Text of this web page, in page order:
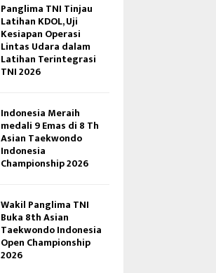
Panglima TNI Tinjau
Latihan KDOL, Uji
Kesiapan Operasi
Lintas Udara dalam
Latihan Terintegrasi
TNI 2026
Indonesia Meraih
medali 9 Emas di 8 Th
Asian Taekwondo
Indonesia
Championship 2026
Wakil Panglima TNI
Buka 8th Asian
Taekwondo Indonesia
Open Championship
2026